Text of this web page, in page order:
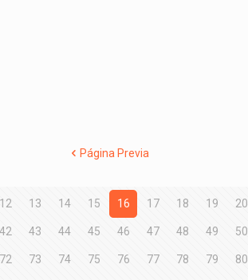
Página Previa
12 13 14 15 16 17 18 19 20
42 43 44 45 46 47 48 49 50
72 73 74 75 76 77 78 79 80